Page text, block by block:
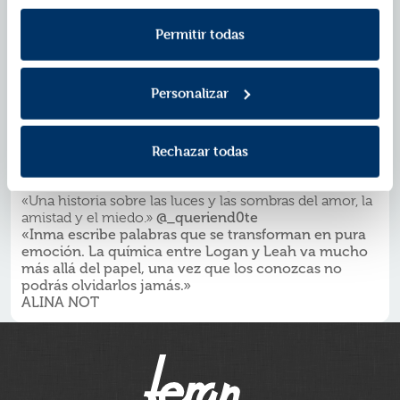
información consulta laPolítica de Cookiesy la
Política de Privacidad.
Permitir todas
Personalizar
Rechazar todas
«Una historia increíble, pasional, sentimental y
reflexiva. Al leer siempre te quedas con ganas de más.
absoluto.»@Nereadg05
nueva obsesión. Inma te hace conectar con los
personajes capítulo a capítulo y nunca querrás dejar de
leer.»
El arte de ser nosotroses de esos libros que desde los
«Una historia sobre las luces y las sombras del amor, la
amistad y el miedo.» @_queriend0te
«Inma escribe palabras que se transforman en pura
emoción. La química entre Logan y Leah va mucho
más allá del papel, una vez que los conozcas no
podrás olvidarlos jamás.»
ALINA NOT